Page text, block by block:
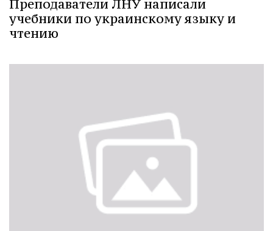
Преподаватели ЛНУ написали
учебники по украинскому языку и
чтению